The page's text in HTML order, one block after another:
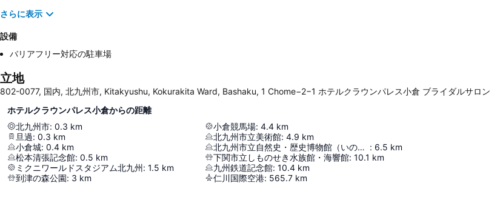
さらに表示
設備
バリアフリー対応の駐車場
立地
802-0077, 国内, 北九州市, Kitakyushu, Kokurakita Ward, Bashaku, 1 Chome−2−1 ホテルクラウンパレス小倉 ブライダルサロン
ホテルクラウンパレス小倉からの距離
北九州市: 0.3 km
旦過: 0.3 km
小倉城: 0.4 km
松本清張記念館: 0.5 km
ミクニワールドスタジアム北九州: 1.5 km
到津の森公園: 3 km
小倉競馬場: 4.4 km
北九州市立美術館: 4.9 km
北九州市立自然史・歴史博物館（いのちのたび博物館） : 6.5 km
下関市立しものせき水族館・海響館: 10.1 km
九州鉄道記念館: 10.4 km
仁川国際空港: 565.7 km